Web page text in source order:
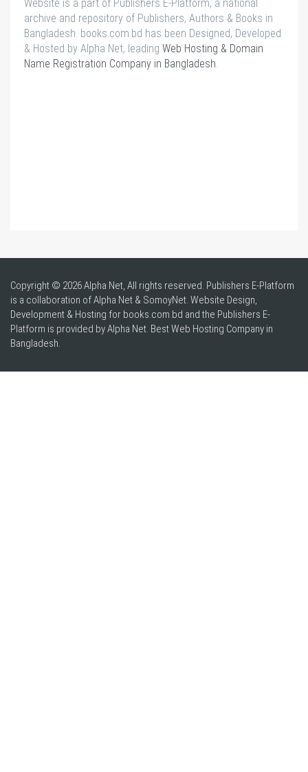
Website is a part of Publishers E-Platform, a national
archive and repository of Publishers, Authors & Books in
Bangladesh. books.com.bd has been Designed, Developed
& Hosted by Alpha Net, leading Web Hosting & Domain
Name Registration Company in Bangladesh
Copyright © 2026 Alpha Net, All rights reserved. Publishers E-Platform
is a collaboration of Alpha Net & SomoyNet. Website Design,
Development & Hosting for books.com.bd and the Publishers E-
Platform is provided by Alpha Net. BestWeb Hosting Company in
Bangladesh.